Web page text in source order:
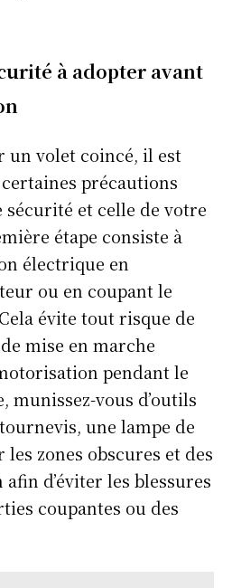
à adopter avant
un volet coincé, il est
précautions
et celle de votre
étape consiste à
électrique en
ou en coupant le
évite tout risque de
mise en marche
pendant le
munissez-vous d’outils
une lampe de
zones obscures et des
d’éviter les blessures
coupantes ou des